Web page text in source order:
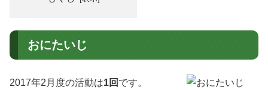
おにたいじ
2017年2月度の活動は1回 です。